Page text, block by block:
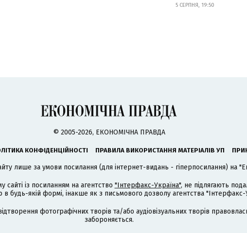
5 СЕРПНЯ, 19:50
© 2005-2026, ЕКОНОМІЧНА ПРАВДА
КОНФІДЕНЦІЙНОСТІ ПРАВИЛА ВИКОРИСТАННЯ МАТЕРІАЛІВ УП
лише за умови посилання (для інтернет-видань - гіперпосилання) на
сайті із посиланням на агентство "Інтерфакс-Україна", не підлягають
будь-якій формі, інакше як з письмового дозволу агентства "Інтерфакс-
фотографічних творів та/або аудіовізуальних творів
забороняється.